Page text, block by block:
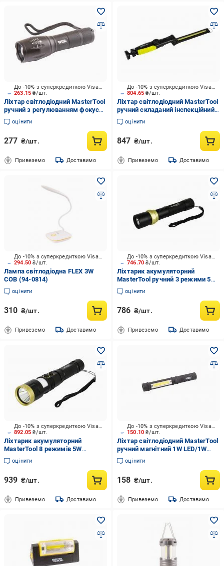
263.15₴/шт.
До -10% з суперкредиткою Visa Вигода
Ліхтар світлодіодний MasterTool
ручний з регулюванням фокусу
5 режимів 10W CREE XM-L T6
LED/600 lum/8
оцінити
277 ₴/шт.
Привеземо Доставимо
804.65₴/шт.
До -10% з суперкредиткою Visa Вигода
Ліхтар світлодіодний MasterTool
ручний складаний інспекційний
магнітни
оцінити
847 ₴/шт.
Привеземо Доставимо
294.50₴/шт.
До -10% з суперкредиткою Visa Вигода
Лампа світлодіодна FLEX 3W
COB (94-0814)
оцінити
310 ₴/шт.
Привеземо Доставимо
746.70₴/шт.
До -10% з суперкредиткою Visa Вигода
Ліхтарик акумуляторний
MasterTool ручний 3 режими 5W
LED 240 lumI/7000K/150
м/IP44/power bank/USB/Li-
оцінити
786 ₴/шт.
Привеземо Доставимо
892.05₴/шт.
До -10% з суперкредиткою Visa Вигода
Ліхтарик акумуляторний
MasterTool 8 режимів 5W
LED/0,5W WHITE/RED/BLUE/300
lum/7000K/200 м/IP44/USB/Li-i
оцінити
939 ₴/шт.
Привеземо Доставимо
150.10₴/шт.
До -10% з суперкредиткою Visa Вигода
Ліхтар світлодіодний MasterTool
ручний магнітний 1W LED/1W
COB LED/90 lum/6500К/50
м/3xAAA ABS (94-0806) чорний
оцінити
158 ₴/шт.
Привеземо Доставимо